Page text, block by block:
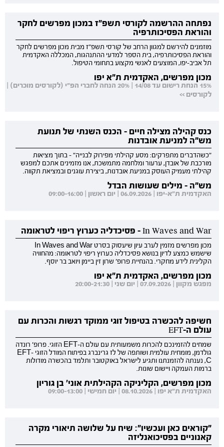
נפתחה ההרשמה לקורסי תשפ"ז במכון מפרשים לחקר
והוראת הפסיכותרפיה
מוזמנים להירשם למגוון הרחב של קורסי תשפ"ז מבית מכון מפרשים לחקר
והוראת הפסיכותרפיה, בית הספר למדעי ההתנהגות, המכללה האקדמית
תל אביב-יפו, המוצעים לאנשי מקצוע בתחומי הטיפול.
מכון מפרשים, האקדמית ת"א יפו
15% הנחת רישום עד 14/08 | 20% הנחה לחברי הפ"י (לקורסים מוכרים) |
לקורסים >>
כנס קהילה מצילה חיים - הכנס השנתי של תנועת
מש"ה למניעת אובדנות
"כשהדברים מתפרקים: מסע קהילתי מפירוק לבנייה" - בתוך מציאות
מורכבת של אובדן, ערעור ומלחמה מתמשכת, אנו מזמינים אתכם למפגש
קהילתי מעמיק העוסק במניעת אובדנות, ביצירת עוגנים ובמציאת תקווה.
מש"ה - מילים שעושות הבדל
האקדמית ת"א-יפו | 06.09.2026 | יום ראשון | 09:00-16:00
In Waves and War - פסיכדליה כערוץ ריפוי לטראומה
מכון מפרשים מזמין לערב עיון שיעסוק בסרט In Waves and War
שישמש כמצע לדיון בנושא פסיכדליה כערוץ ריפוי לטראומה: מהחוויה
הקלינית לידע מחקרי. בהנחיית פרופ' שרון זין ביימן ויואב בר יוסף.
מכון מפרשים, האקדמית ת"א יפו
מפגש מקוון | 07.09.2026 | יום שני | 20:00-21:30
חשיפה להכשרה בטיפול זוגי ממוקד רגשות והכרות עם
עולם ה-EFT
שמחים להזמינכם להכרות משמעותית עם עולם ה-EFT הזוגי. פרופ' רונדה
גולדמן, מומחית עולמית ושותפה של לז גרינברג בפיתוח המודל הזוגי EFT-
C, נענתה להזמנתנו ותגיע לישראל באוקטובר ותלמד בהכשרה מודולות
ברמות העמקה ויישום שונות.
מכון מפרשים, הקליניקה הקהילתית אוני' בן גוריון
האקדמית ת"א יפו | 08.10.2026 | יום חמישי | 09:00-13:00
"קוראים כאן ועכשיו": שיח על שלושה תיאורי מקרה
קאנוניים בפסיכואנליזה